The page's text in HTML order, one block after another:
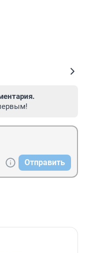
Отправить